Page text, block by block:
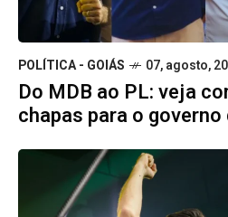
POLÍTICA - GOIÁS 07, agosto,
Do MDB ao PL: veja
chapas para o governo